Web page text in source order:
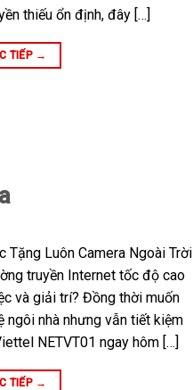
thiếu ổn định, đây […]
TIẾP →
Luôn Camera Ngoài Trời
truyền Internet tốc độ cao
và giải trí? Đồng thời muốn
ngôi nhà nhưng vẫn tiết kiệm
NETVT01 ngay hôm […]
TIẾP →